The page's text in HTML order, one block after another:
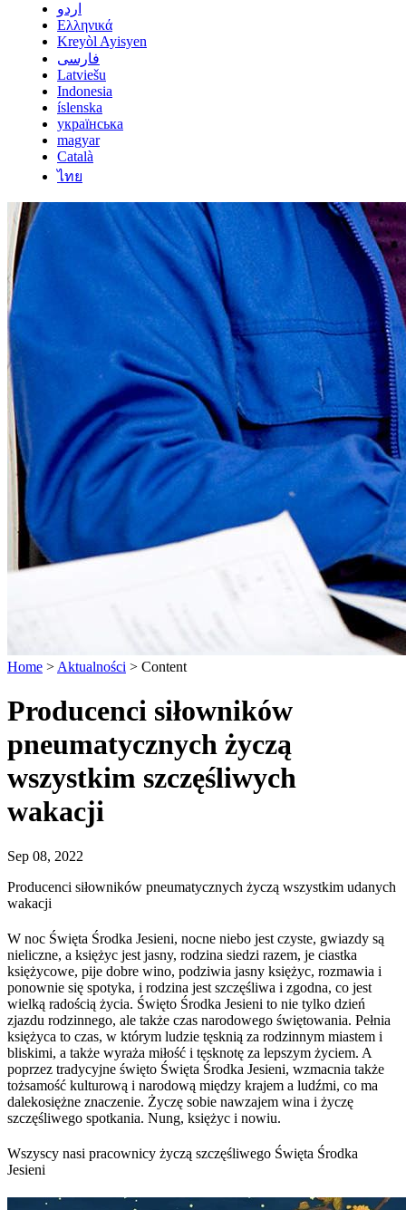
اردو
Ελληνικά
Kreyòl Ayisyen
فارسی
Latviešu
Indonesia
íslenska
українська
magyar
Català
ไทย
Home > Aktualności > Content
Producenci siłowników
pneumatycznych życzą
wszystkim szczęśliwych
wakacji
Sep 08, 2022
Producenci siłowników pneumatycznych życzą wszystkim udanych
wakacji
W noc Święta Środka Jesieni, nocne niebo jest czyste, gwiazdy są
nieliczne, a księżyc jest jasny, rodzina siedzi razem, je ciastka
księżycowe, pije dobre wino, podziwia jasny księżyc, rozmawia i
ponownie się spotyka, i rodzina jest szczęśliwa i zgodna, co jest
wielką radością życia. Święto Środka Jesieni to nie tylko dzień
zjazdu rodzinnego, ale także czas narodowego świętowania. Pełnia
księżyca to czas, w którym ludzie tęsknią za rodzinnym miastem i
bliskimi, a także wyraża miłość i tęsknotę za lepszym życiem. A
poprzez tradycyjne święto Święta Środka Jesieni, wzmacnia także
tożsamość kulturową i narodową między krajem a ludźmi, co ma
dalekosiężne znaczenie. Życzę sobie nawzajem wina i życzę
szczęśliwego spotkania. Nung, księżyc i nowiu.
Wszyscy nasi pracownicy życzą szczęśliwego Święta Środka
Jesieni